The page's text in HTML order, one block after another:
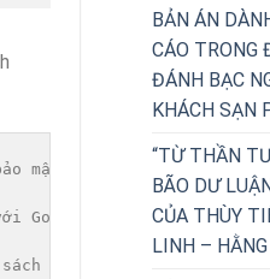
mật tốt thông tin bản
Google. Bạn cũng
quyền riêng tư của ứng
BẢN ÁN
CÁO TRONG
ĐÁNH BẠC
KHÁCH SẠN
“TỪ THẦN
BÃO DƯ
CỦA THÙY
LINH – HẰNG